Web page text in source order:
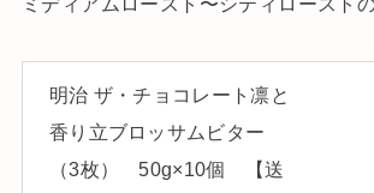
明治 ザ・チョコレート凛と
香り立ブロッサムビター
（3枚） 50g×10個 【送